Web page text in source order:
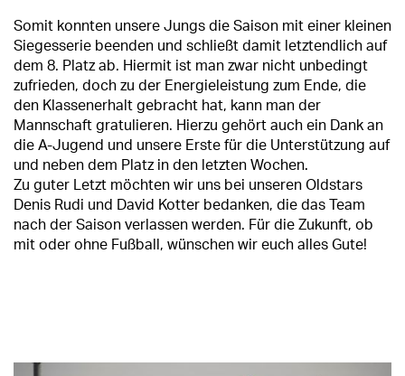
Somit konnten unsere Jungs die Saison mit einer kleinen
Siegesserie beenden und schließt damit letztendlich auf
dem 8. Platz ab. Hiermit ist man zwar nicht unbedingt
zufrieden, doch zu der Energieleistung zum Ende, die
den Klassenerhalt gebracht hat, kann man der
Mannschaft gratulieren. Hierzu gehört auch ein Dank an
die A-Jugend und unsere Erste für die Unterstützung auf
und neben dem Platz in den letzten Wochen.
Zu guter Letzt möchten wir uns bei unseren Oldstars
Denis Rudi und David Kotter bedanken, die das Team
nach der Saison verlassen werden. Für die Zukunft, ob
mit oder ohne Fußball, wünschen wir euch alles Gute!